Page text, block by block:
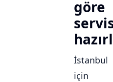
göre
İstanbul
için